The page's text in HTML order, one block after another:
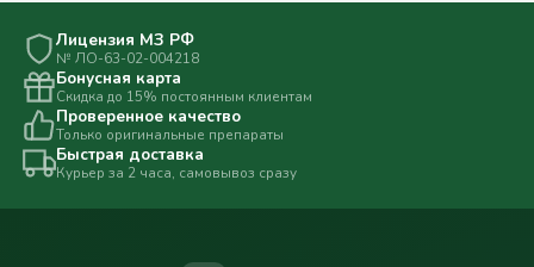
Лицензия МЗ РФ
№ ЛО-63-02-004218
Бонусная карта
Скидка до 15% постоянным клиентам
Проверенное качество
Только оригинальные препараты
Быстрая доставка
Курьер за 2 часа, самовывоз сразу